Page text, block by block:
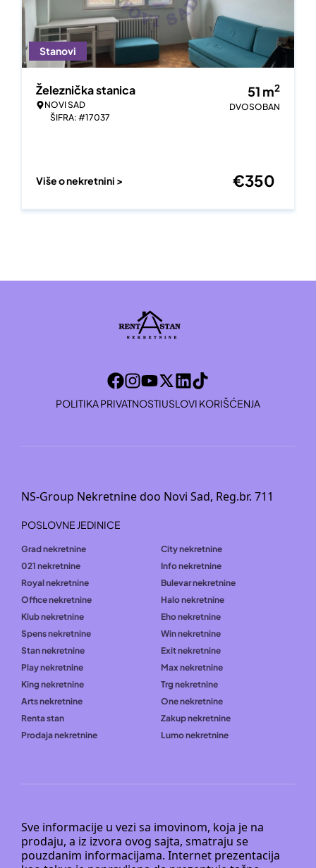
Stanovi
Železnička stanica
NOVI SAD
ŠIFRA: #17037
51 m2
DVOSOBAN
Više o nekretnini > €350
POLITIKA PRIVATNOSTIUSLOVI KORIŠĆENJA
Sve informacije u vezi sa imovinom, koja je na
prodaju, a iz izvora ovog sajta, smatraju se
pouzdanim informacijama. Internet prezentacija
NS-Group Nekretnine doo Novi Sad, Reg.br. 711
POSLOVNE JEDINICE
Grad nekretnine
City nekretnine
021 nekretnine
Info nekretnine
Royal nekretnine
Bulevar nekretnine
Office nekretnine
Halo nekretnine
Klub nekretnine
Eho nekretnine
Spens nekretnine
Win nekretnine
Stan nekretnine
Exit nekretnine
Play nekretnine
Max nekretnine
King nekretnine
Trg nekretnine
Arts nekretnine
One nekretnine
Renta stan
Zakup nekretnine
Prodaja nekretnine
Lumo nekretnine